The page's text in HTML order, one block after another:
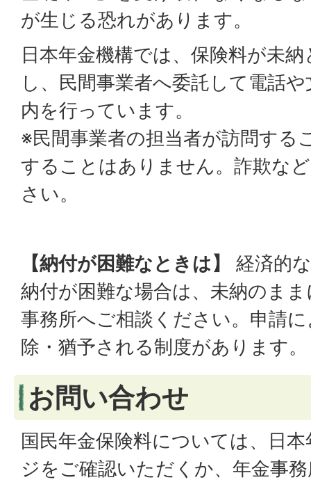
が生じる恐れがあります。
日本年金機構では、保険料が未
し、民間事業者へ委託して電話
内を行っています。
※民間事業者の担当者が訪問する
することはありません。詐欺な
さい。
【納付が困難なときは】
経済的
納付が困難な場合は、未納のま
事務所へご相談ください。申請
除・猶予される制度があります。
お問い合わせ
国民年金保険料については、日
ジをご確認いただくか、年金事